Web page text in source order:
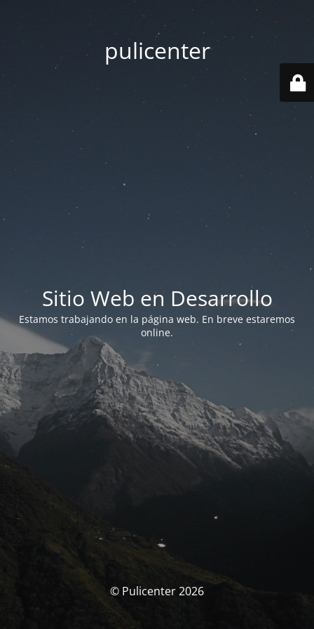
pulicenter
Sitio Web en Desarrollo
Estamos trabajando en la página web. En breve estaremos
online.
© Pulicenter 2026